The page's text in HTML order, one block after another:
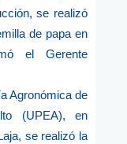
se realizó
de papa en
el Gerente
Agronómica de
(UPEA), en
se realizó la